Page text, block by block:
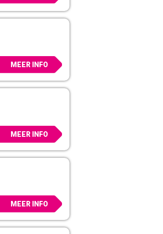
MEER INFO
MEER INFO
MEER INFO